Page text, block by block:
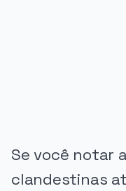
Se você notar
clandestinas